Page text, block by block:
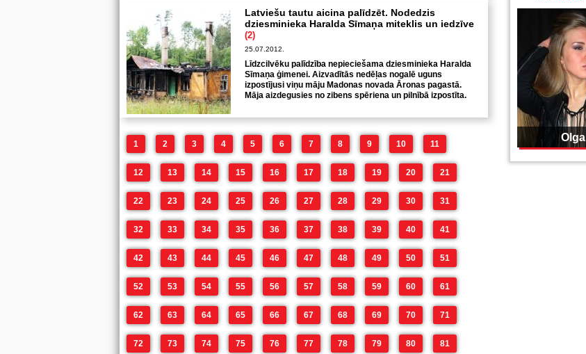
Olga
Latviešu tautu aicina palīdzēt. Nodedzis
dziesminieka Haralda Sīmaņa miteklis un iedzīve
(2)
25.07.2012.
Līdzcilvēku palīdzība nepieciešama dziesminieka Haralda
Sīmaņa ģimenei. Aizvadītās nedēļas nogalē uguns
izpostījusi viņu māju Madonas novada Āronas pagastā.
Māja aizdegusies no zibens spēriena un pilnībā izpostīta.
1 2 3 4 5 6 7 8 9 10 11
12 13 14 15 16 17 18 19 20 21
22 23 24 25 26 27 28 29 30 31
32 33 34 35 36 37 38 39 40 41
42 43 44 45 46 47 48 49 50 51
52 53 54 55 56 57 58 59 60 61
62 63 64 65 66 67 68 69 70 71
72 73 74 75 76 77 78 79 80 81